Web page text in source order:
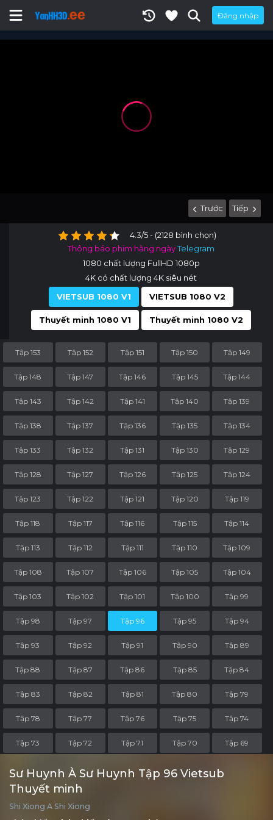
Đăng nhập
Trước Tiếp
4.3/5 - (2128 bình chọn)
Thông báo phim hằng ngàyTelegram
1080 chất lượng FullHD 1080p
4K có chất lượng 4K siêu nét
VIETSUB 1080 V1
VIETSUB 1080 V2
Thuyết minh 1080 V1 Thuyết minh 1080 V2
Tập 153 Tập 152 Tập 151 Tập 150 Tập 149
Tập 148 Tập 147 Tập 146 Tập 145 Tập 144
Tập 143 Tập 142 Tập 141 Tập 140 Tập 139
Tập 138 Tập 137 Tập 136 Tập 135 Tập 134
Tập 133 Tập 132 Tập 131 Tập 130 Tập 129
Tập 128 Tập 127 Tập 126 Tập 125 Tập 124
Tập 123 Tập 122 Tập 121 Tập 120 Tập 119
Tập 118 Tập 117 Tập 116 Tập 115 Tập 114
Tập 113 Tập 112 Tập 111 Tập 110 Tập 109
Tập 108 Tập 107 Tập 106 Tập 105 Tập 104
Tập 103 Tập 102 Tập 101 Tập 100 Tập 99
Tập 98 Tập 97 Tập 96 Tập 95 Tập 94
Tập 93 Tập 92 Tập 91 Tập 90 Tập 89
Tập 88 Tập 87 Tập 86 Tập 85 Tập 84
Tập 83 Tập 82 Tập 81 Tập 80 Tập 79
Tập 78 Tập 77 Tập 76 Tập 75 Tập 74
Tập 73 Tập 72 Tập 71 Tập 70 Tập 69
Tập 67 Tập 66 Tập 65
Tập 63 Tập 62
Sư Huynh À Sư Huynh Tập 96 Vietsub
Thuyết minh
Shi Xiong A Shi Xiong